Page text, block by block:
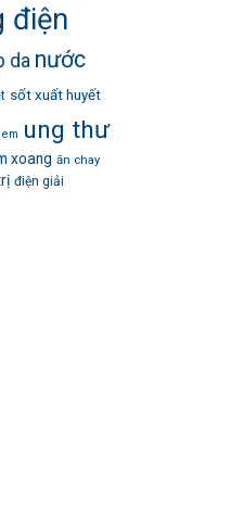
điện
da nước
sốt xuất huyết
ung thư
xoang ăn chay
điện giải